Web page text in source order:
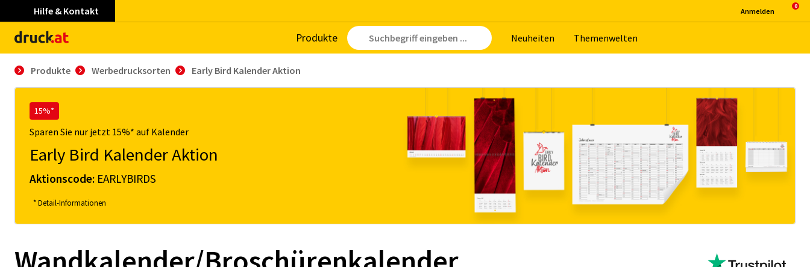
Hilfe & Kontakt
Pro­duk­te Neu­hei­ten The­men­wel­ten
An­mel­den
Produkte Werbedrucksorten Early Bird Kalender Aktion
15%*
Sparen Sie nur jetzt 15%* auf Kalender
Early Bird Kalender Aktion
Aktionscode: EARLYBIRDS
* Detail-Informationen